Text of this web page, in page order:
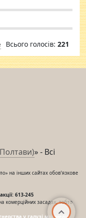
Всього голосів: 221
» - Всі
на інших сайтах обов’язкове
613-245
комерційних засадах, тобто
у галузі мас-медіа